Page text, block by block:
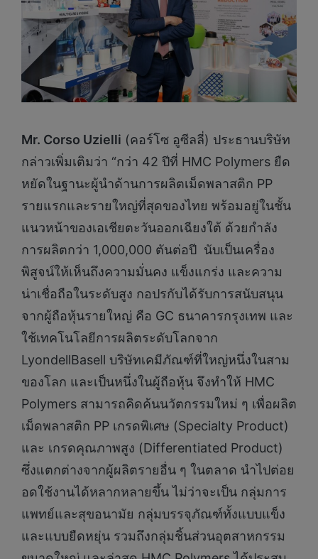
Mr. Corso Uzielli (คอร์โซ อูซีลลี่) ประธานบริษัท
กล่าวเพิ่มเติมว่า “กว่า 42 ปีที่ HMC Polymers ยืด
หยัดในฐานะผู้นำด้านการผลิตเม็ดพลาสติก PP
รายแรกและรายใหญ่ที่สุดของไทย พร้อมอยู่ในชั้น
แนวหน้าของเอเชียตะวันออกเฉียงใต้ ด้วยกำลัง
การผลิตกว่า 1,000,000 ตันต่อปี นับเป็นเครื่อง
พิสูจน์ให้เห็นถึงความมั่นคง แข็งแกร่ง และความ
น่าเชื่อถือในระดับสูง กอปรกับได้รับการสนับสนุน
จากผู้ถือหุ้นรายใหญ่ คือ GC ธนาคารกรุงเทพ และ
ใช้เทคโนโลยีการผลิตระดับโลกจาก
LyondellBasell บริษัทเคมีภัณฑ์ที่ใหญ่หนึ่งในสาม
ของโลก และเป็นหนึ่งในผู้ถือหุ้น จึงทำให้ HMC
Polymers สามารถคิดค้นนวัตกรรมใหม่ ๆ เพื่อผลิต
เม็ดพลาสติก PP เกรดพิเศษ (Specialty Product)
และ เกรดคุณภาพสูง (Differentiated Product)
ซึ่งแตกต่างจากผู้ผลิตรายอื่น ๆ ในตลาด นำไปต่อย
อดใช้งานได้หลากหลายขึ้น ไม่ว่าจะเป็น กลุ่มการ
แพทย์และสุขอนามัย กลุ่มบรรจุภัณฑ์ทั้งแบบแข็ง
และแบบยืดหยุ่น รวมถึงกลุ่มชิ้นส่วนอุตสาหกรรม